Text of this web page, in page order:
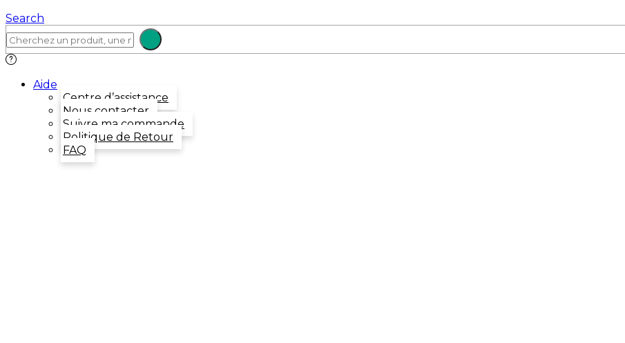
Search
Aide
Centre d’assistance
Nous contacter
Suivre ma commande
Politique de Retour
FAQ